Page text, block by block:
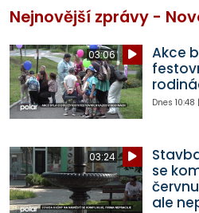
Nejnovější zprávy -
03:06
Akce
Dnes 10:48 |
03:24
se
ale